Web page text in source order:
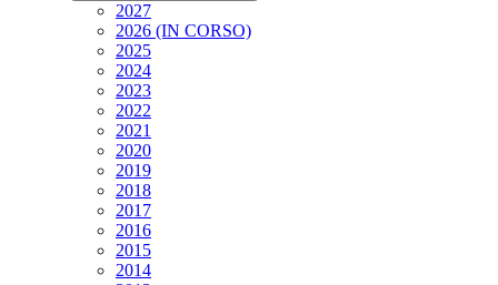
2027
2026 (IN CORSO)
2025
2024
2023
2022
2021
2020
2019
2018
2017
2016
2015
2014